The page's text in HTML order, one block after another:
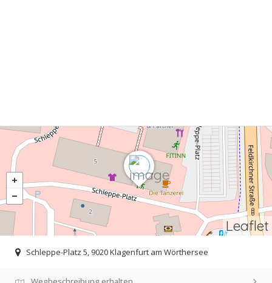
Leaflet
Schleppe-Platz 5, 9020 Klagenfurt am Wörthersee